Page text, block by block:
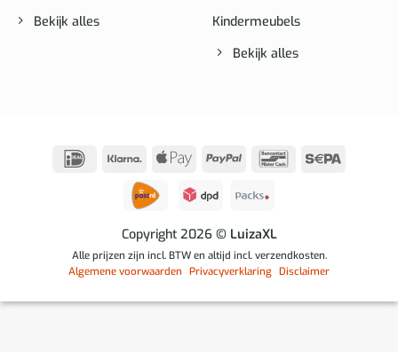
Bekijk alles
Kindermeubels
Bekijk alles
IDeal Klarna
Apple
PayPal Bancontact
Copyright 2026 © LuizaXL
Alle prijzen zijn incl. BTW en altijd incl. verzendkosten.
Algemene voorwaarden Privacyverklaring Disclaimer